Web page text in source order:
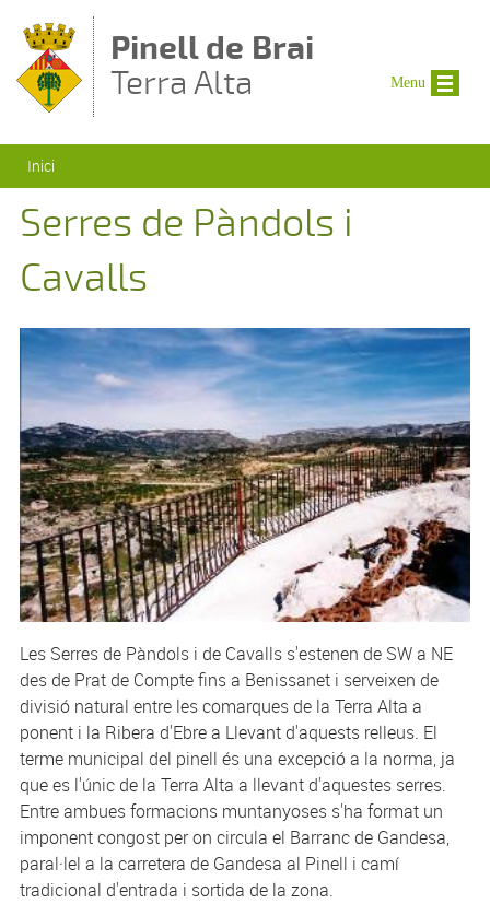
Pinell de Brai
Terra Alta
Esteu aquí
Inici
Serres de Pàndols i
Cavalls
Les Serres de Pàndols i de Cavalls s'estenen de SW a NE
des de Prat de Compte fins a Benissanet i serveixen de
divisió natural entre les comarques de la Terra Alta a
ponent i la Ribera d'Ebre a Llevant d'aquests relleus. El
terme municipal del pinell és una excepció a la norma, ja
que es l'únic de la Terra Alta a llevant d'aquestes serres.
Entre ambues formacions muntanyoses s'ha format un
imponent congost per on circula el Barranc de Gandesa,
paral·lel a la carretera de Gandesa al Pinell i camí
tradicional d'entrada i sortida de la zona.
Menu